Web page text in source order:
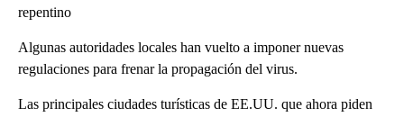
repentino
Algunas autoridades locales han vuelto a imponer nuevas
regulaciones para frenar la propagación del virus.
Las principales ciudades turísticas de EE.UU. que ahora piden